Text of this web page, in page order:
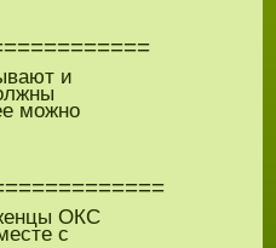
и
можно
ОКС
с